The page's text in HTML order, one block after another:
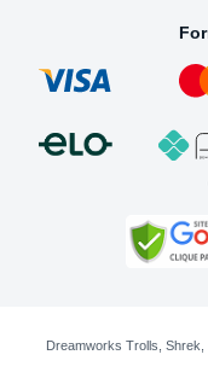
Dreamworks Trolls,